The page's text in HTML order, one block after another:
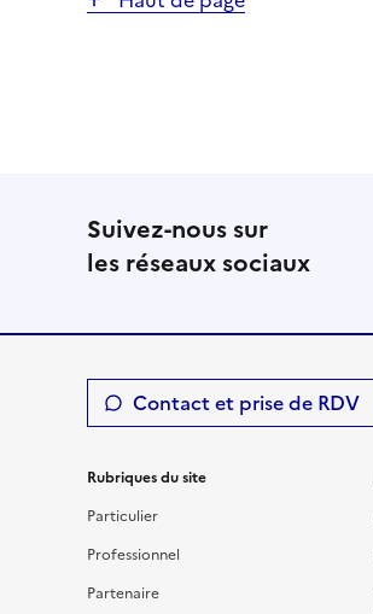
Suivez-nous sur
les réseaux sociaux
Contact et prise de RDV
Rubriques du site
Particulier
Professionnel
Partenaire